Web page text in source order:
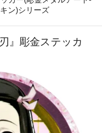
ン)シリーズ
』彫金ステッカ